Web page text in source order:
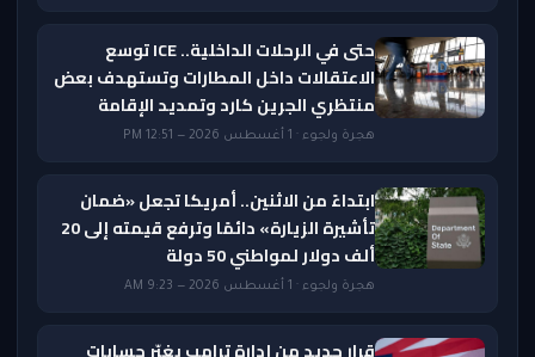
حتى في الرحلات الداخلية.. ICE توسع
الاعتقالات داخل المطارات وتستهدف بعض
منتظري الجرين كارد وتمديد الإقامة
هجرة ولجوء · 1 أغسطس 2026 — 12:51 PM
ابتداءً من الاثنين.. أمريكا تجعل «ضمان
تأشيرة الزيارة» دائمًا وترفع قيمته إلى 20
ألف دولار لمواطني 50 دولة
هجرة ولجوء · 1 أغسطس 2026 — 9:23 AM
قرار جديد من إدارة ترامب يغيّر حسابات